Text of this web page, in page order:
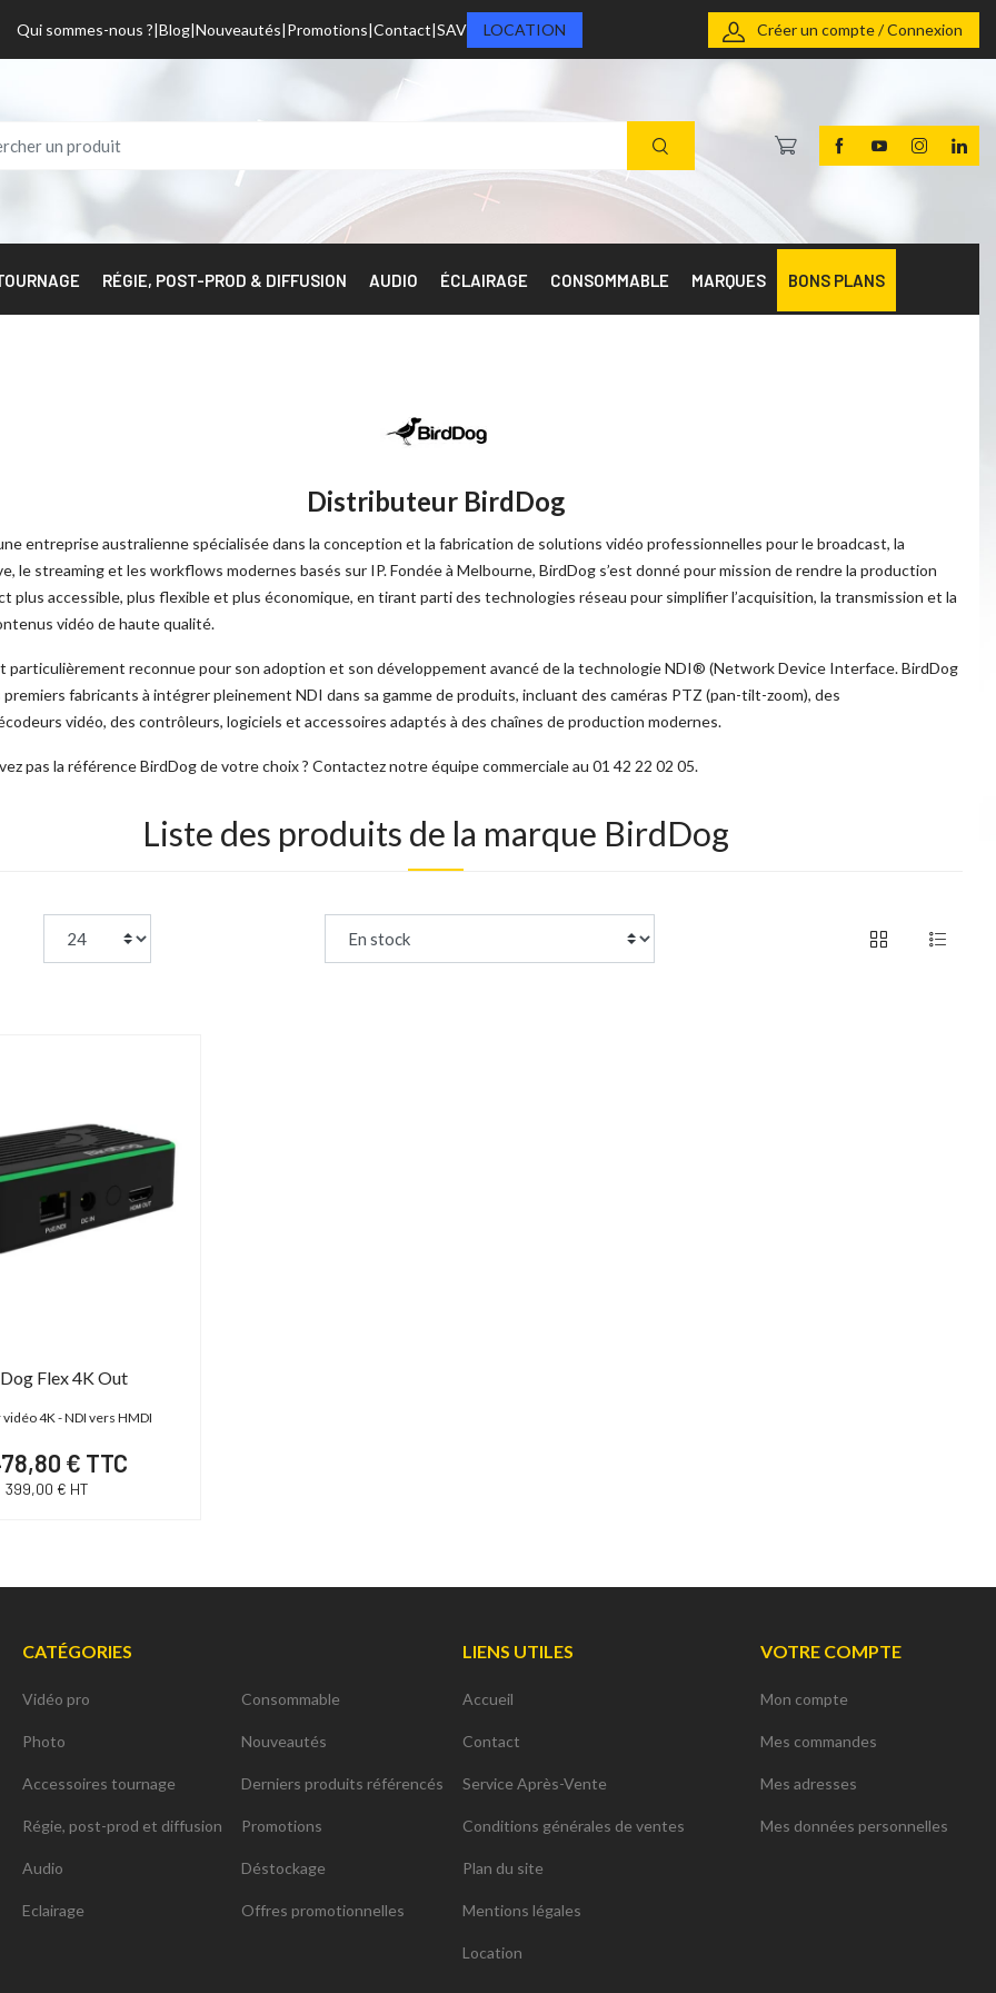
Qui sommes-nous ? Blog Nouveautés Promotions Contact SAV LOCATION Créer un compte / Connexion
RÉGIE, POST-PROD & DIFFUSION AUDIO ÉCLAIRAGE CONSOMMABLE MARQUES BONS PLANS
Distributeur BirdDog
entreprise australienne spécialisée dans la conception et la fabrication de solutions vidéo professionnelles pour le broadcast, la
le streaming et les workflows modernes basés sur IP. Fondée à Melbourne, BirdDog s’est donné pour mission de rendre la production
plus accessible, plus flexible et plus économique, en tirant parti des technologies réseau pour simplifier l’acquisition, la transmission et la
vidéo de haute qualité.
particulièrement reconnue pour son adoption et son développement avancé de la technologie NDI® (Network Device Interface. BirdDog
premiers fabricants à intégrer pleinement NDI dans sa gamme de produits, incluant des caméras PTZ (pan-tilt-zoom), des
vidéo, des contrôleurs, logiciels et accessoires adaptés à des chaînes de production modernes.
pas la référence BirdDog de votre choix ? Contactez notre équipe commerciale au 01 42 22 02 05.
Liste des produits de la marque BirdDog
Flex 4K Out
4K - NDI vers HMDI
€ TTC
399,00 € HT
CATÉGORIES
Vidéo pro
Photo
Accessoires tournage
Régie, post-prod et diffusion
Audio
Eclairage
Consommable
Nouveautés
Derniers produits référencés
Promotions
Déstockage
Offres promotionnelles
LIENS UTILES
Accueil
Contact
Service Après-Vente
Conditions générales de ventes
Plan du site
Mentions légales
Location
VOTRE COMPTE
Mon compte
Mes commandes
Mes adresses
Mes données personnelles